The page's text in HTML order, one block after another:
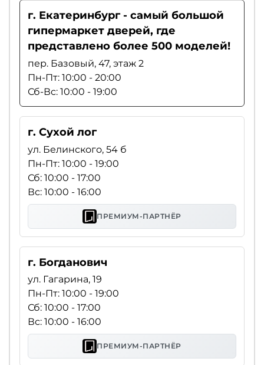
г. Екатеринбург - самый большой
гипермаркет дверей, где
представлено более 500 моделей!
пер. Базовый, 47, этаж 2
Пн-Пт: 10:00 - 20:00
Сб-Вс: 10:00 - 19:00
г. Сухой лог
ул. Белинского, 54 б
Пн-Пт: 10:00 - 19:00
Сб: 10:00 - 17:00
Вс: 10:00 - 16:00
ПРЕМИУМ-ПАРТНЁР
г. Богданович
ул. Гагарина, 19
Пн-Пт: 10:00 - 19:00
Сб: 10:00 - 17:00
Вс: 10:00 - 16:00
ПРЕМИУМ-ПАРТНЁР